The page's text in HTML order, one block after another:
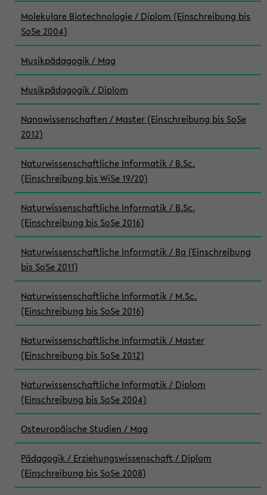
Molekulare Biotechnologie / Diplom (Einschreibung bis
SoSe 2004)
Musikpädagogik / Mag
Musikpädagogik / Diplom
Nanowissenschaften / Master (Einschreibung bis SoSe
2012)
Naturwissenschaftliche Informatik / B.Sc.
(Einschreibung bis WiSe 19/20)
Naturwissenschaftliche Informatik / B.Sc.
(Einschreibung bis SoSe 2016)
Naturwissenschaftliche Informatik / Ba (Einschreibung
bis SoSe 2011)
Naturwissenschaftliche Informatik / M.Sc.
(Einschreibung bis SoSe 2016)
Naturwissenschaftliche Informatik / Master
(Einschreibung bis SoSe 2012)
Naturwissenschaftliche Informatik / Diplom
(Einschreibung bis SoSe 2004)
Osteuropäische Studien / Mag
Pädagogik / Erziehungswissenschaft / Diplom
(Einschreibung bis SoSe 2008)